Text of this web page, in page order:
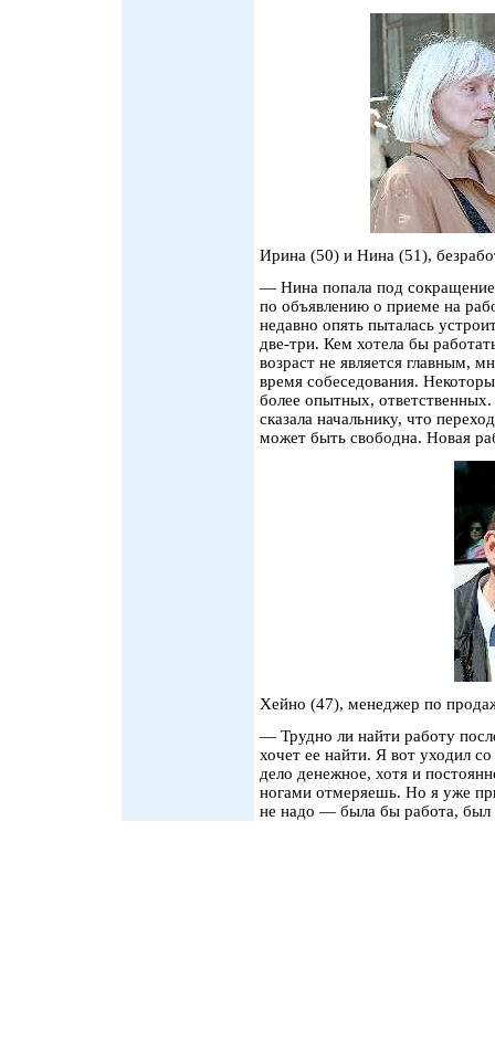
Ирина (50) и Нина (51),
— Нина попала под сокращение
по объявлению о приеме на
недавно опять пыталась
две-три. Кем хотела бы
возраст не является главным,
время собеседования.
более опытных,
сказала начальнику, что
может быть свободна. Новая
Хейно (47), менеджер по
— Трудно ли найти работу
хочет ее найти. Я вот уходил
дело денежное, хотя и
ногами отмеряешь. Но я уже
не надо — была бы работа, был